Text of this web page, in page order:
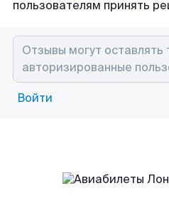
пользователям принять
Войти